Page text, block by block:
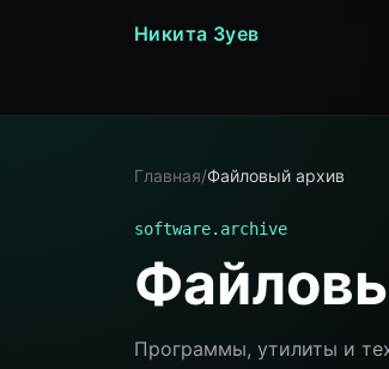
Никита Зуев
Главная/Файловый архив
software.archive
Программы, утилиты и